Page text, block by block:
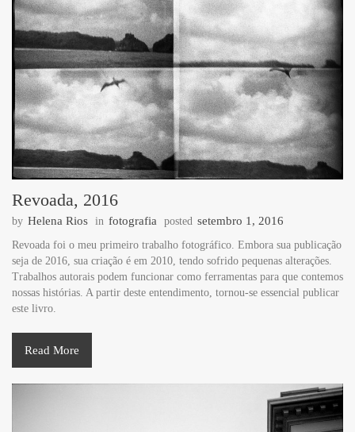
Revoada, 2016
by Helena Rios in fotografia posted setembro 1, 2016
Revoada foi o meu primeiro trabalho fotográfico. Embora sua publicação
seja de 2016, sua criação é em 2010, tendo sofrido pequenas alterações.
Trabalhos autorais podem funcionar como ferramentas para que contemos
nossas histórias. A partir deste entendimento, tornou-se essencial publicar
este livro.
Read More